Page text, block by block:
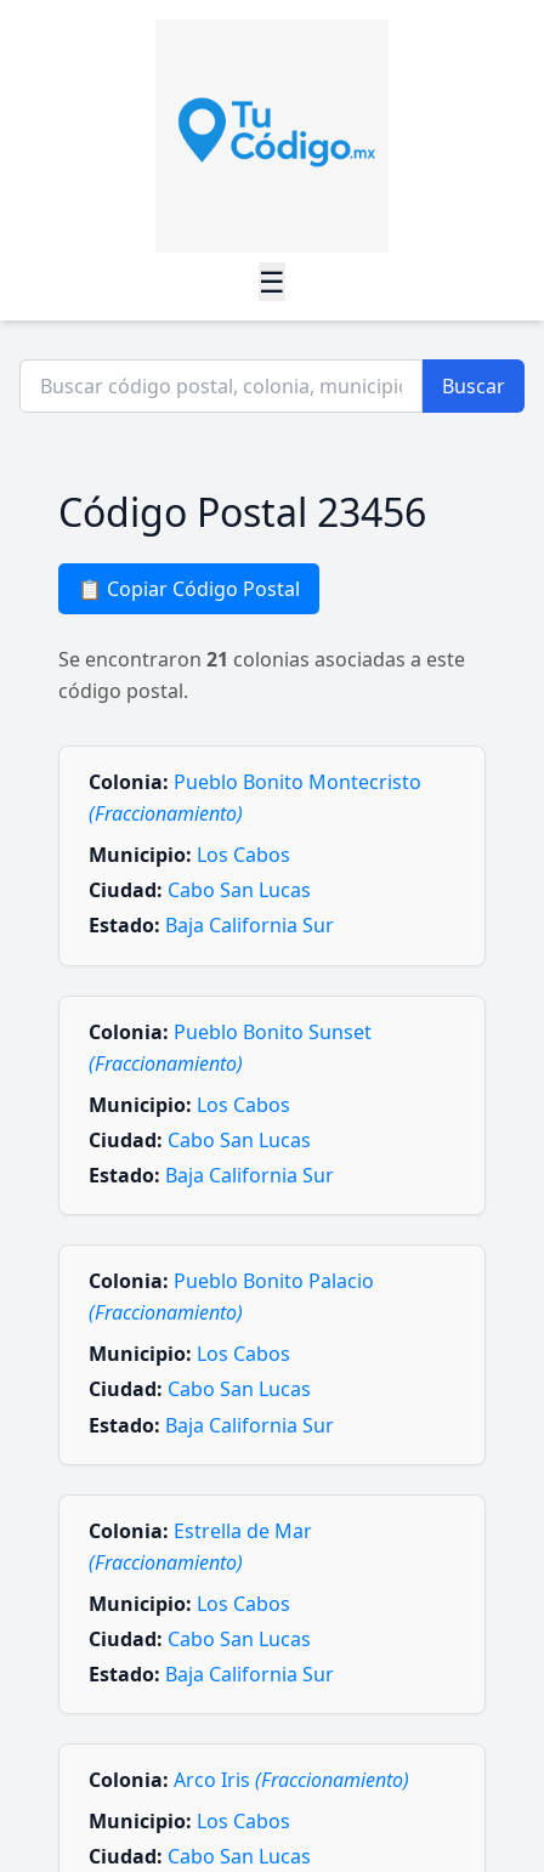
☰
Buscar
Código Postal 23456
📋 Copiar Código Postal
Se encontraron 21 colonias asociadas a este
código postal.
Colonia: Pueblo Bonito Montecristo
(Fraccionamiento)
Municipio: Los Cabos
Ciudad: Cabo San Lucas
Estado: Baja California Sur
Colonia: Pueblo Bonito Sunset
(Fraccionamiento)
Municipio: Los Cabos
Ciudad: Cabo San Lucas
Estado: Baja California Sur
Colonia: Pueblo Bonito Palacio
(Fraccionamiento)
Municipio: Los Cabos
Ciudad: Cabo San Lucas
Estado: Baja California Sur
Colonia: Estrella de Mar
(Fraccionamiento)
Municipio: Los Cabos
Ciudad: Cabo San Lucas
Estado: Baja California Sur
Colonia: Arco Iris (Fraccionamiento)
Municipio: Los Cabos
Ciudad: Cabo San Lucas